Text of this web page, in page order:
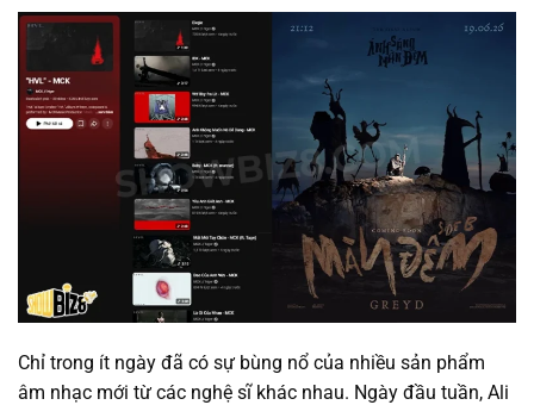
Chỉ trong ít ngày đã có sự bùng nổ của nhiều sản phẩm
âm nhạc mới từ các nghệ sĩ khác nhau. Ngày đầu tuần, Ali